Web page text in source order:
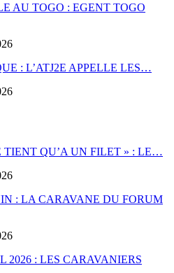
AU TOGO : EGENT TOGO
: L’ATJ2E APPELLE LES…
TIENT QU’A UN FILET » : LE…
: LA CARAVANE DU FORUM
2026 : LES CARAVANIERS